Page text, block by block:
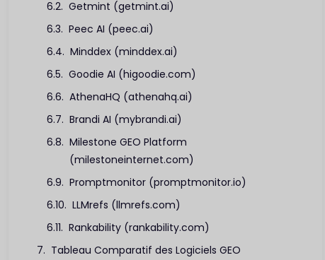
Getmint (getmint.ai)
Peec AI (peec.ai)
Minddex (minddex.ai)
Goodie AI (higoodie.com)
AthenaHQ (athenahq.ai)
Brandi AI (mybrandi.ai)
Milestone GEO Platform
(milestoneinternet.com)
Promptmonitor (promptmonitor.io)
LLMrefs (llmrefs.com)
Rankability (rankability.com)
Tableau Comparatif des Logiciels GEO